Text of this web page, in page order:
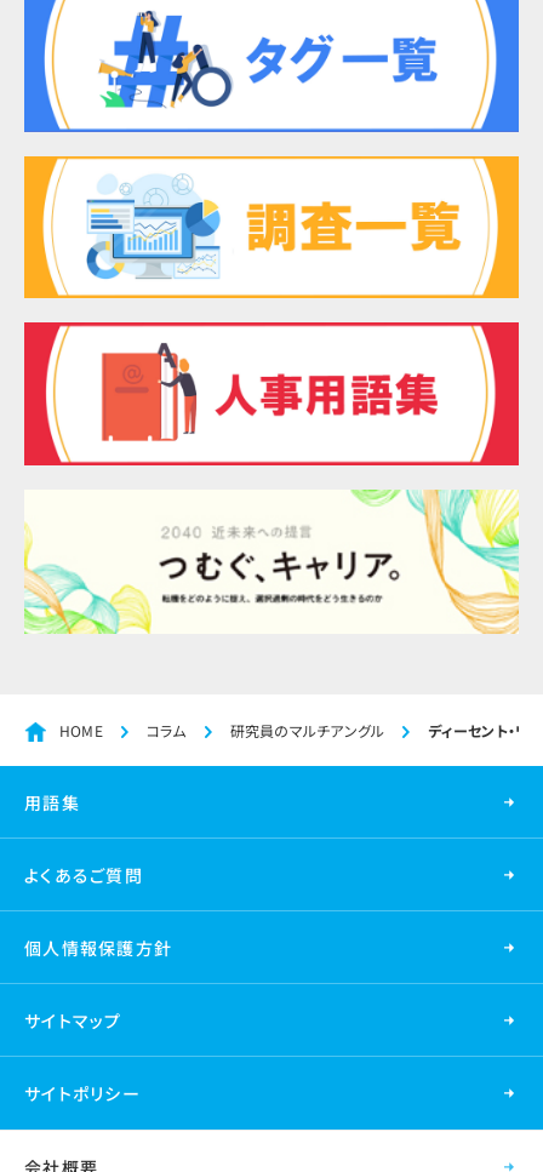
HOME コラム 研究員のマルチアングル ディーセント・
用語集
よくあるご質問
個人情報保護方針
サイトマップ
サイトポリシー